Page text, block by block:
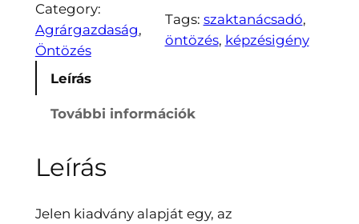
Category:
Agrárgazdaság
Öntözés
Tags: szaktanácsadó
öntözés, képzésigény
Leírás
További információk
Leírás
Jelen kiadvány alapját egy, az